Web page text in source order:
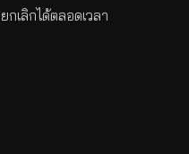
ยกเลิกได้ตลอดเวลา